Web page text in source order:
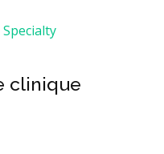
clinique